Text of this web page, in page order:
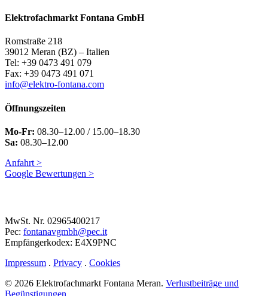
Elektrofachmarkt Fontana GmbH
Romstraße 218
39012 Meran (BZ) – Italien
Tel: +39 0473 491 079
Fax: +39 0473 491 071
info@elektro-fontana.com
Öffnungszeiten
Mo-Fr: 08.30–12.00 / 15.00–18.30
Sa: 08.30–12.00
Anfahrt >
Google Bewertungen >
MwSt. Nr. 02965400217
Pec: fontanavgmbh@pec.it
Empfängerkodex: E4X9PNC
Impressum . Privacy . Cookies
© 2026 Elektrofachmarkt Fontana Meran. Verlustbeiträge und
Begünstigungen